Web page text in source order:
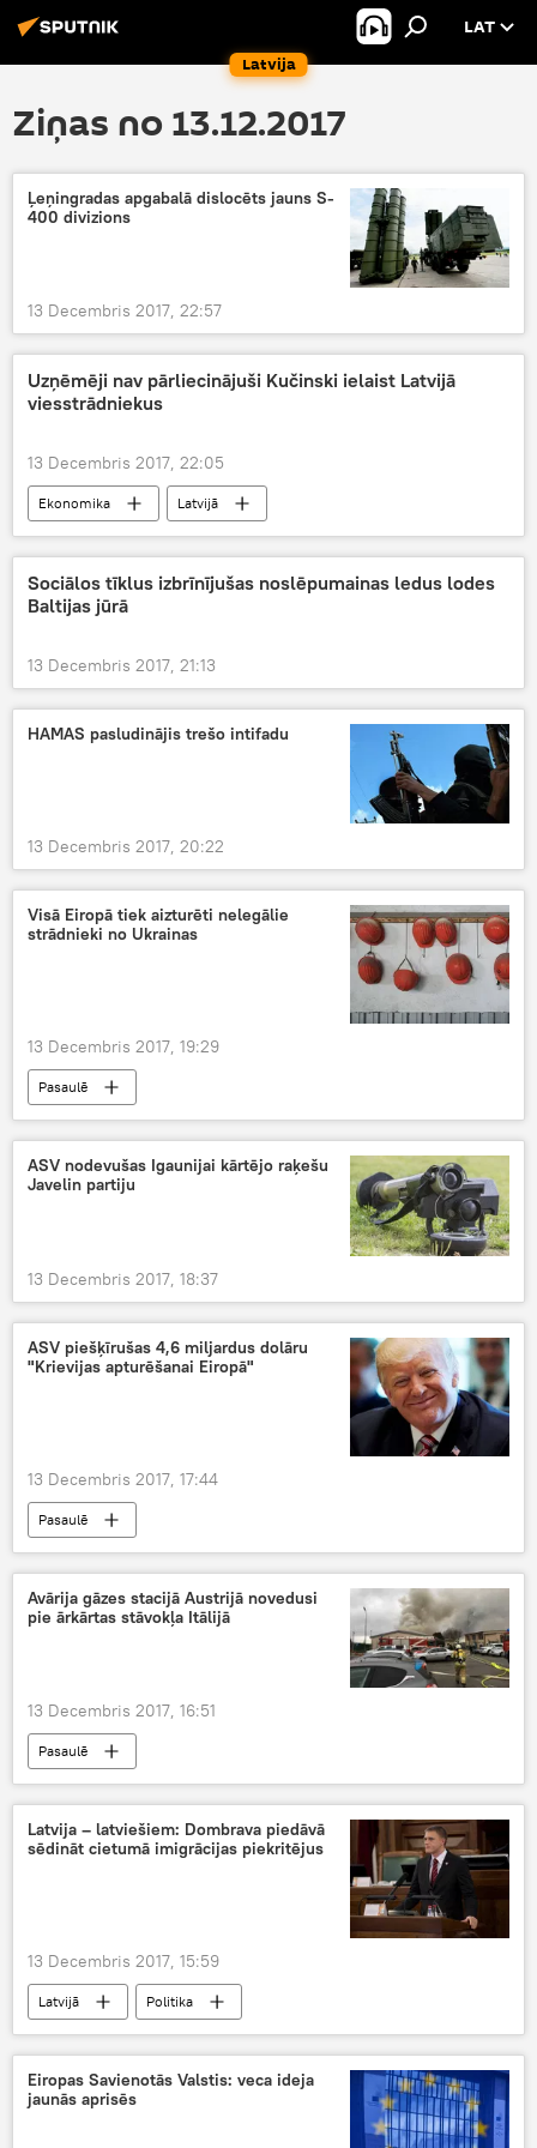
Latvija
LAT
Ziņas no 13.12.2017
Ļeņingradas apgabalā dislocēts jauns S-
400 divizions
13 Decembris 2017, 22:57
Uzņēmēji nav pārliecinājuši Kučinski ielaist Latvijā
viesstrādniekus
13 Decembris 2017, 22:05
Ekonomika Latvijā
Sociālos tīklus izbrīnījušas noslēpumainas ledus lodes
Baltijas jūrā
13 Decembris 2017, 21:13
HAMAS pasludinājis trešo intifadu
13 Decembris 2017, 20:22
Visā Eiropā tiek aizturēti nelegālie
strādnieki no Ukrainas
13 Decembris 2017, 19:29
Pasaulē
ASV nodevušas Igaunijai kārtējo raķešu
Javelin partiju
13 Decembris 2017, 18:37
ASV piešķīrušas 4,6 miljardus dolāru
"Krievijas apturēšanai Eiropā"
13 Decembris 2017, 17:44
Pasaulē
Avārija gāzes stacijā Austrijā novedusi
pie ārkārtas stāvokļa Itālijā
13 Decembris 2017, 16:51
Pasaulē
Latvija – latviešiem: Dombrava piedāvā
sēdināt cietumā imigrācijas piekritējus
13 Decembris 2017, 15:59
Latvijā Politika
Eiropas Savienotās Valstis: veca ideja
jaunās aprisēs